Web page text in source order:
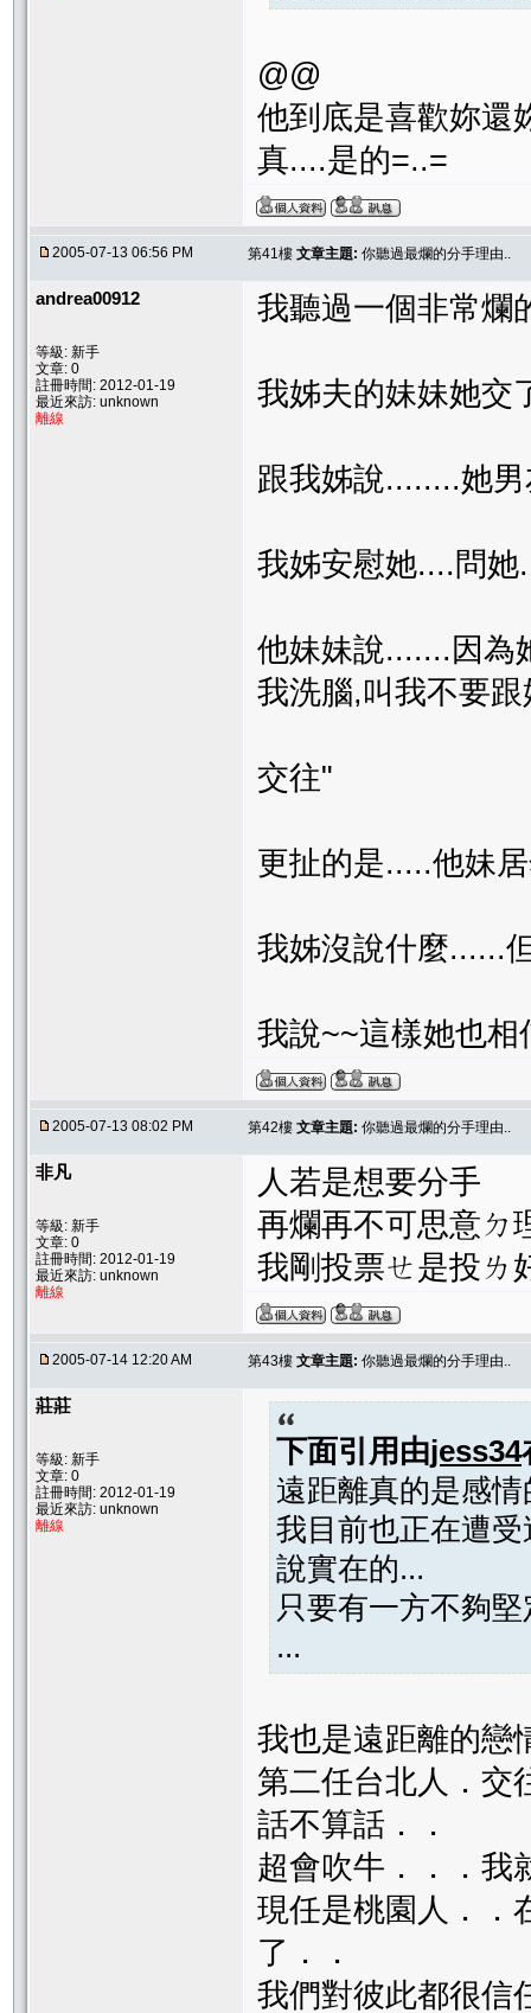
@@
他到底是喜歡妳還
真....是的=..=
2005-07-13 06:56 PM 第41樓 文章主題: 你聽過最爛的分手理由..
andrea00912
等級: 新手
文章: 0
註冊時間: 2012-01-19
最近來訪: unknown
離線
我聽過一個非常爛
我姊夫的妹妹她交
跟我姊說........她
我姊安慰她....問
他妹妹說.......因為
我洗腦,叫我不要跟
交往"
更扯的是.....他妹
我姊沒說什麼......
我說~~這樣她也
2005-07-13 08:02 PM 第42樓 文章主題: 你聽過最爛的分手理由..
非凡
等級: 新手
文章: 0
註冊時間: 2012-01-19
最近來訪: unknown
離線
人若是想要分手
再爛再不可思意ㄉ
我剛投票ㄝ是投ㄌ
2005-07-14 12:20 AM 第43樓 文章主題: 你聽過最爛的分手理由..
莊莊
等級: 新手
文章: 0
註冊時間: 2012-01-19
最近來訪: unknown
離線
下面引用由jess34
遠距離真的是感情
我目前也正在遭
說實在的...
只要有一方不夠堅
...
我也是遠距離的戀
第二任台北人．交
話不算話．．
超會吹牛．．．
現任是桃園人．．
了．．
我們對彼此都很信